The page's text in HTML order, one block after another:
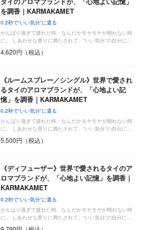
を調香｜KARMAKAMET
0.2秒で“いい気分”に還る
がんばり過ぎて疲れた時、なんだかモヤモヤが晴れない時
に。 しあわせな香りに満たされて、“いい気分”の自分に…
4,620円（税込）
《ルームスプレー／シングル》世界で愛され
るタイのアロマブランドが、「心地よい記
憶」を調香｜KARMAKAMET
0.2秒で“いい気分”に還る
がんばり過ぎて疲れた時、なんだかモヤモヤが晴れない時
に。 しあわせな香りに満たされて、“いい気分”の自分に…
5,500円（税込）
《ディフューザー》世界で愛されるタイのア
ロマブランドが、「心地よい記憶」を調香｜
KARMAKAMET
0.2秒で“いい気分”に還る
がんばり過ぎて疲れた時、なんだかモヤモヤが晴れない時
に。 しあわせな香りに満たされて、“いい気分”の自分に…